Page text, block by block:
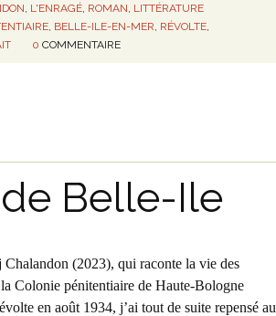
L'ENRAGÉ, ROMAN LITTÉRATURE
, BELLE-ILE-EN-MER RÉVOLTE,
0 COMMENTAIRE
Belle-Ile
Chalandon (2023), qui raconte la vie des
Colonie pénitentiaire de Haute-Bologne
en août 1934, j’ai tout de suite repensé au